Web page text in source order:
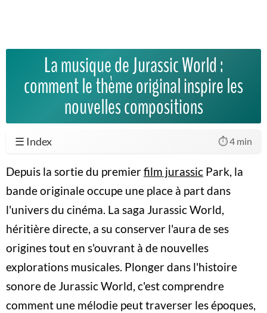
La musique de Jurassic World :
comment le thème original inspire les
nouvelles compositions
☰ Index ⏱️ 4 min
Depuis la sortie du premierfilm jurassic Park, la
bande originale occupe une place à part dans
l'univers du cinéma. La saga Jurassic World,
héritière directe, a su conserver l'aura de ses
origines tout en s'ouvrant à de nouvelles
explorations musicales. Plonger dans l'histoire
sonore de Jurassic World, c'est comprendre
comment une mélodie peut traverser les époques,